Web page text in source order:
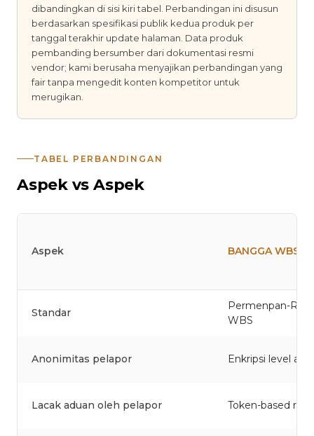
dibandingkan di sisi kiri tabel. Perbandingan ini disusun
berdasarkan spesifikasi publik kedua produk per
tanggal terakhir update halaman. Data produk
pembanding bersumber dari dokumentasi resmi
vendor; kami berusaha menyajikan perbandingan yang
fair tanpa mengedit konten kompetitor untuk
merugikan.
TABEL PERBANDINGAN
Aspek vs Aspek
Aspek BANGGA WBS
Standar
Permenpan-RB
WBS
Anonimitas pelapor Enkripsi level
Lacak aduan oleh pelapor Token-based